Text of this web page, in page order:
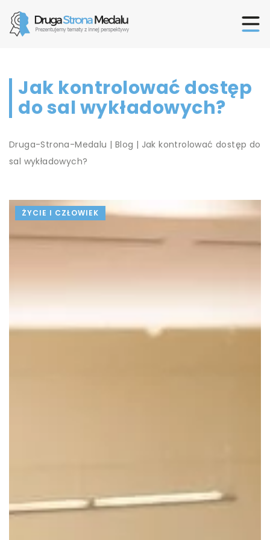
Jak kontrolować dostęp
do sal wykładowych?
Druga-Strona-Medalu | Blog | Jak kontrolować dostęp do
sal wykładowych?
ŻYCIE I CZŁOWIEK